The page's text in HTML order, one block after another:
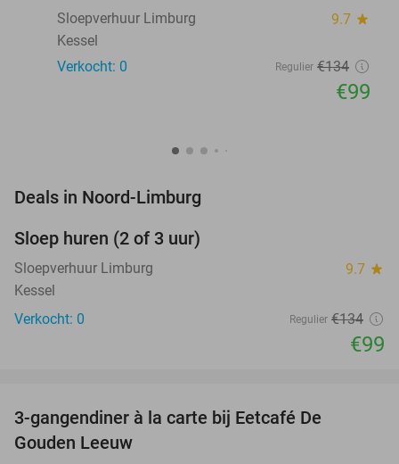
Sloepverhuur Limburg
9.7 star
Kessel
Verkocht: 0
Regulier €134
€99
Deals in Noord-Limburg
NEW
TODAY
Sloep huren (2 of 3 uur)
Sloepverhuur Limburg 9.7 star
Kessel
Verkocht: 0
Regulier €134
€99
3-gangendiner à la carte bij Eetcafé De
Gouden Leeuw